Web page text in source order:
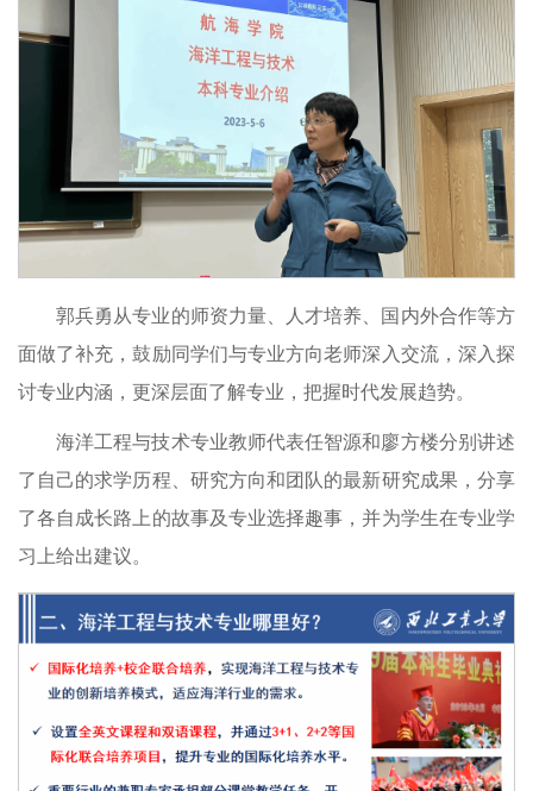
郭兵勇从专业的师资力量、人才培养、国内外合作等方
面做了补充，鼓励同学们与专业方向老师深入交流，深入探
讨专业内涵，更深层面了解专业，把握时代发展趋势。
海洋工程与技术专业教师代表任智源和廖方楼分别讲述
了自己的求学历程、研究方向和团队的最新研究成果，分享
了各自成长路上的故事及专业选择趣事，并为学生在专业学
习上给出建议。